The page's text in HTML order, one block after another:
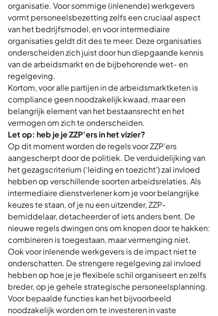
organisatie. Voor sommige (inlenende) werkgevers
vormt personeelsbezetting zelfs een cruciaal aspect
van het bedrijfsmodel, en voor intermediaire
organisaties geldt dit des te meer. Deze organisaties
onderscheiden zich juist door hun diepgaande kennis
van de arbeidsmarkt en de bijbehorende wet- en
regelgeving.
Kortom, voor alle partijen in de arbeidsmarktketen is
compliance geen noodzakelijk kwaad, maar een
belangrijk element van het bestaansrecht en het
vermogen om zich te onderscheiden.
Let op: heb je je ZZP’ers in het vizier?
Op dit moment worden de regels voor ZZP’ers
aangescherpt door de politiek. De verduidelijking van
het gezagscriterium (‘leiding en toezicht’) zal invloed
hebben op verschillende soorten arbeidsrelaties. Als
intermediaire dienstverlener kom je voor belangrijke
keuzes te staan, of je nu een uitzender, ZZP-
bemiddelaar, detacheerder of iets anders bent. De
nieuwe regels dwingen ons om knopen door te hakken:
combineren is toegestaan, maar vermenging niet.
Ook voor inlenende werkgevers is de impact niet te
onderschatten. De strengere regelgeving zal invloed
hebben op hoe je je flexibele schil organiseert en zelfs
breder, op je gehele strategische personeelsplanning.
Voor bepaalde functies kan het bijvoorbeeld
noodzakelijk worden om te investeren in vaste